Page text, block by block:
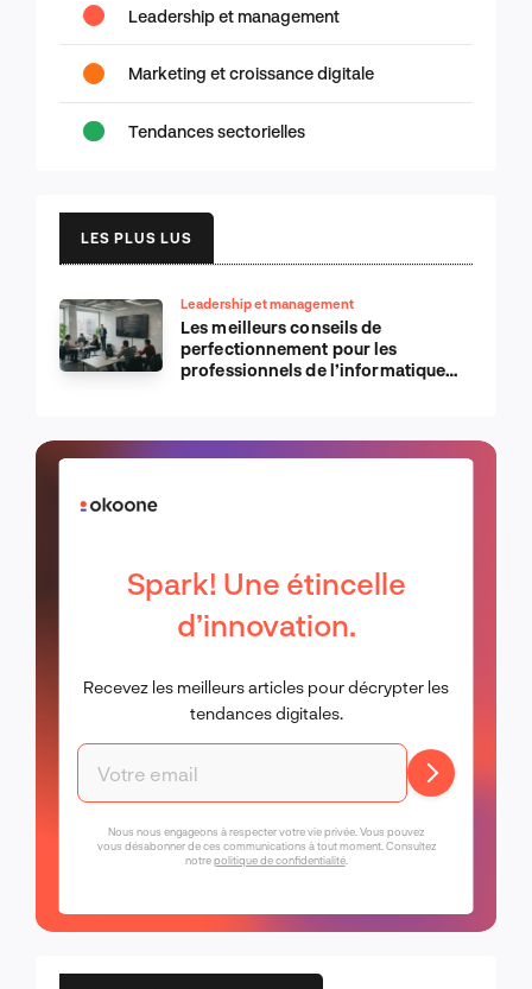
Leadership et management
Marketing et croissance digitale
Tendances sectorielles
LES PLUS LUS
Leadership et management
Les meilleurs conseils de
perfectionnement pour les
professionnels de l’informatique
Spark! Une étincelle
d’innovation.
Recevez les meilleurs articles pour décrypter les
tendances digitales.
Nous nous engageons à respecter votre vie privée. Vous pouvez
vous désabonner de ces communications à tout moment. Consultez
notrepolitique de confidentialité.